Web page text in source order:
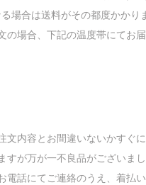
場合は送料がその都度かかり
場合、下記の温度帯にてお
内容とお間違いないかすぐに
が万が一不良品がございま
話にてご連絡のうえ、着払い